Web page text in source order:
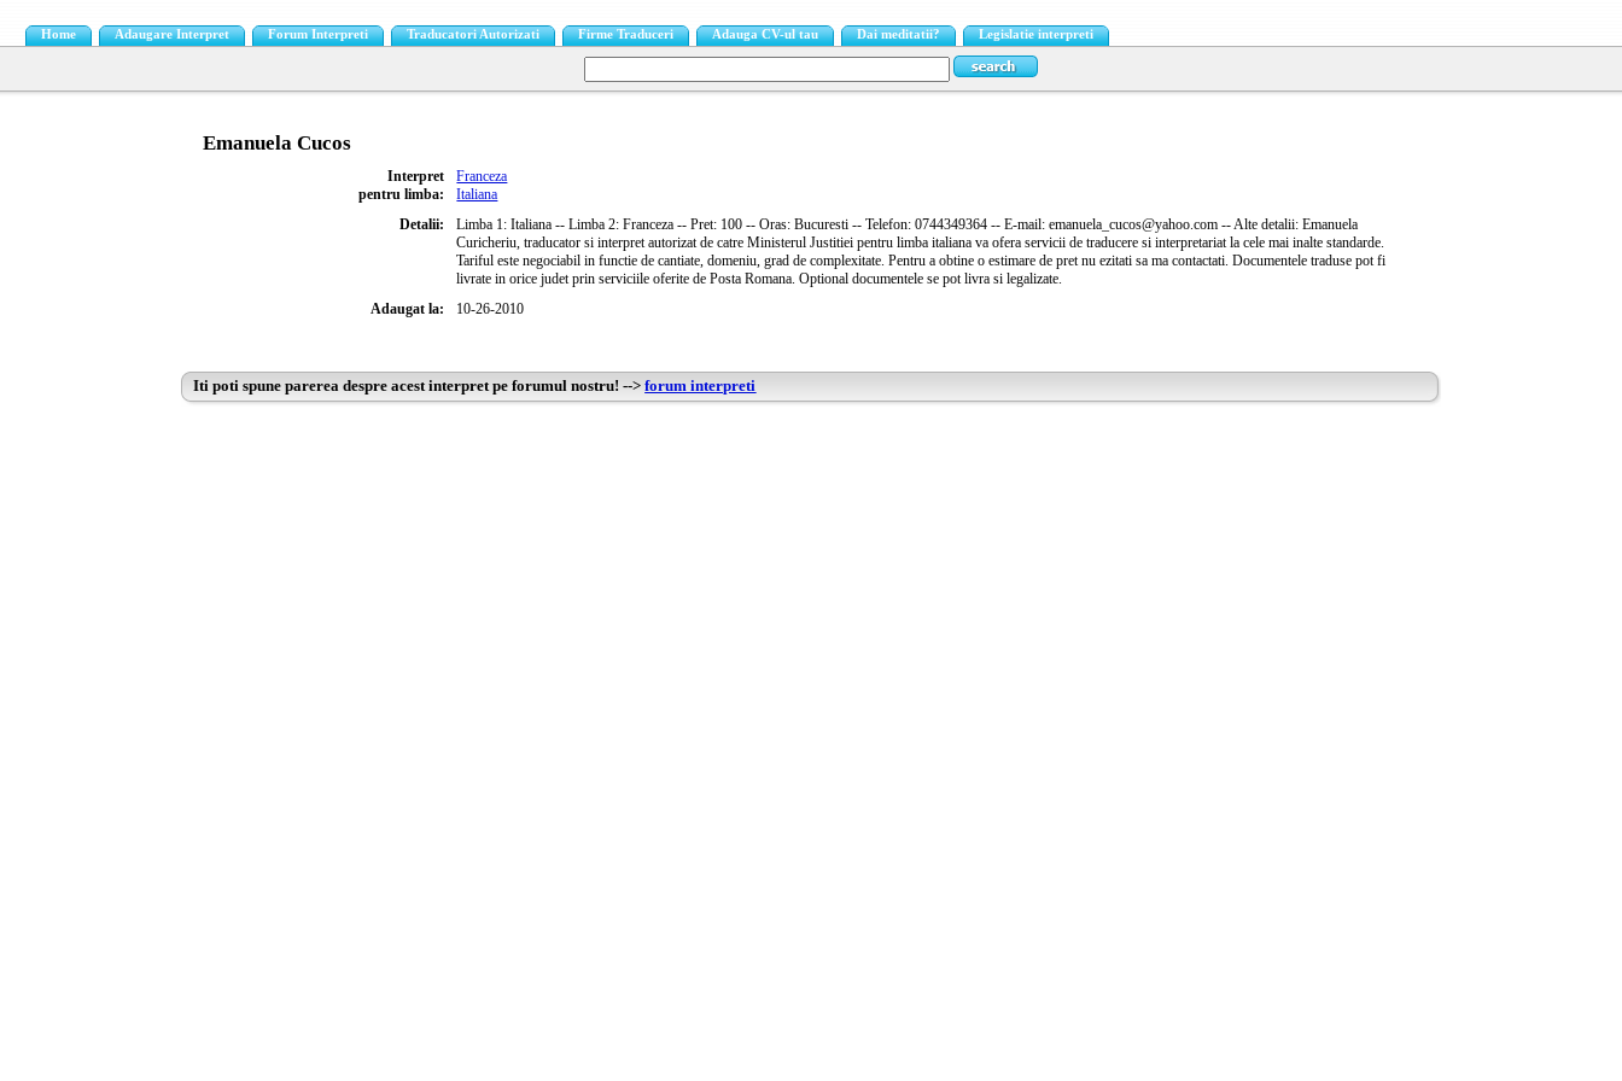
Home Adaugare Interpret Forum Interpreti Traducatori Autorizati Firme Traduceri Adauga CV-ul tau Dai meditatii? Legislatie interpreti
Emanuela Cucos
Interpret
pentru limba:
Franceza
Italiana
Detalii:
Limba 1: Italiana -- Limba 2: Franceza -- Pret: 100 -- Oras: Bucuresti -- Telefon: 0744349364 -- E-mail: emanuela_cucos@yahoo.com -- Alte detalii: Emanuela
Curicheriu, traducator si interpret autorizat de catre Ministerul Justitiei pentru limba italiana va ofera servicii de traducere si interpretariat la cele mai inalte standarde.
Tariful este negociabil in functie de cantiate, domeniu, grad de complexitate. Pentru a obtine o estimare de pret nu ezitati sa ma contactati. Documentele traduse pot fi
livrate in orice judet prin serviciile oferite de Posta Romana. Optional documentele se pot livra si legalizate.
Adaugat la:
10-26-2010
Iti poti spune parerea despre acest interpret pe forumul nostru! -->forum interpreti